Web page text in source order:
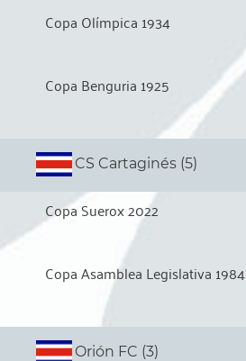
Copa Olímpica 1934
Copa Benguria 1925
CS Cartaginés (5)
Copa Suerox 2022
Copa Asamblea Legislativa 1984
Orión FC (3)